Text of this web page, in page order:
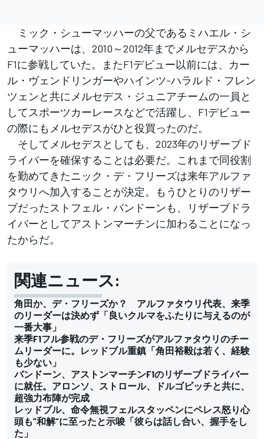
ミック・シューマッハーの父であるミハエル・シ
ューマッハーは、2010～2012年までメルセデスから
F1に参戦していた。またF1デビュー以前には、カー
ル・ヴェンドリンガーやハインツ-ハラルド・フレン
ツェンと共にメルセデス・ジュニアチームの一員と
してスポーツカーレースなどで活躍し、F1デビュー
の際にもメルセデスがひと役買ったのだ。
そしてメルセデスとしても、2023年のリザーブド
ライバーを確保することは必要だ。これまで同役割
を勤めてきたニック・デ・フリーズは来年アルファ
タウリへ加入することが決定。もうひとりのリザー
ブだったストフェル・バンドーンも、リザーブドラ
イバーとしてアストンマーチンに加わることになっ
たからだ。
関連ニュース:
角田か、デ・フリーズか？ アルファタウリ代表、来季
のリーダーは決めず「良いクルマをふたりに与えるのが
一番大事」
来季F1フル参戦のデ・フリーズがアルファタウリのチー
ムリーダーに。レッドブル重鎮「角田裕毅は若く、経験
も少ない」
バンドーン、アストンマーチンF1のリザーブドライバー
に就任。アロンソ、ストロール、ドルゴビッチと共に、
超強力布陣が完成
レッドブル、命令無視フェルスタッペンにペレス怒り心
頭も”和解”に至ったと示唆「彼らは話し合い、握手をし
た」